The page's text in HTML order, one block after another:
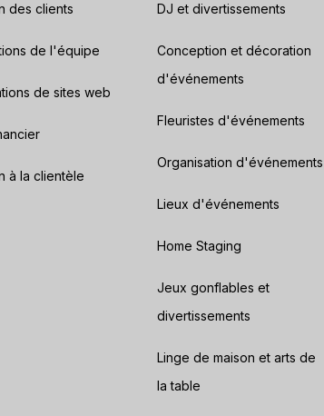
des clients
de l'équipe
de sites web
à la clientèle
DJ et divertissements
Conception et décoration
d'événements
Fleuristes d'événements
Organisation d'événements
Lieux d'événements
Home Staging
Jeux gonflables et
divertissements
Linge de maison et arts de
la table